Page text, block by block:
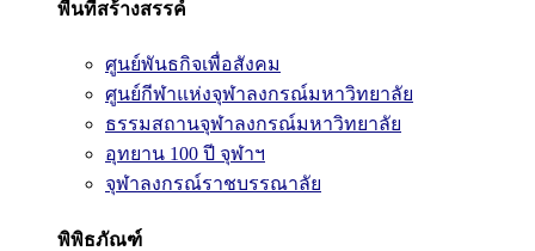
พื้นที่สร้างสรรค์
ศูนย์พันธกิจเพื่อสังคม
ศูนย์กีฬาแห่งจุฬาลงกรณ์มหาวิทยาลัย
ธรรมสถานจุฬาลงกรณ์มหาวิทยาลัย
อุทยาน 100 ปี จุฬาฯ
จุฬาลงกรณ์ราชบรรณาลัย
พิพิธภัณฑ์